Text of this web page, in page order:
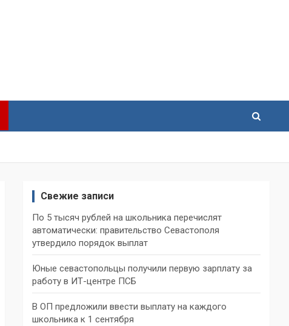
Свежие записи
По 5 тысяч рублей на школьника перечислят
автоматически: правительство Севастополя
утвердило порядок выплат
Юные севастопольцы получили первую зарплату за
работу в ИТ-центре ПСБ
В ОП предложили ввести выплату на каждого
школьника к 1 сентября